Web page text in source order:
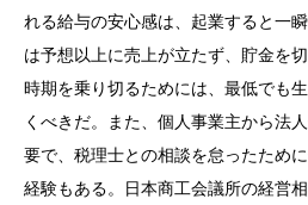
れる給与の安心感は、起業すると一
は予想以上に売上が立たず、貯金を
時期を乗り切るためには、最低でも
くべきだ。また、個人事業主から法
要で、税理士との相談を怠ったため
経験もある。日本商工会議所の経営